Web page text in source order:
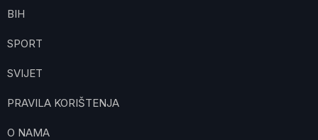
BIH
SPORT
SVIJET
PRAVILA KORIŠTENJA
O NAMA